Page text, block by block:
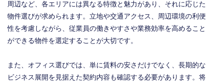
周辺など、各エリアには異なる特徴と魅力があり、それに応じた
物件選びが求められます。立地や交通アクセス、周辺環境の利便
性を考慮しながら、従業員の働きやすさや業務効率を高めること
ができる物件を選定することが大切です。
また、オフィス選びでは、単に賃料の安さだけでなく、長期的な
ビジネス展開を見据えた契約内容も確認する必要があります。将